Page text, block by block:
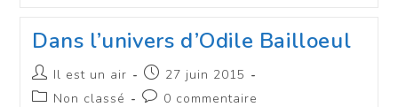
Dans l’univers d’Odile Bailloeul
Il est un air
27 juin 2015
Non classé
0 commentaire